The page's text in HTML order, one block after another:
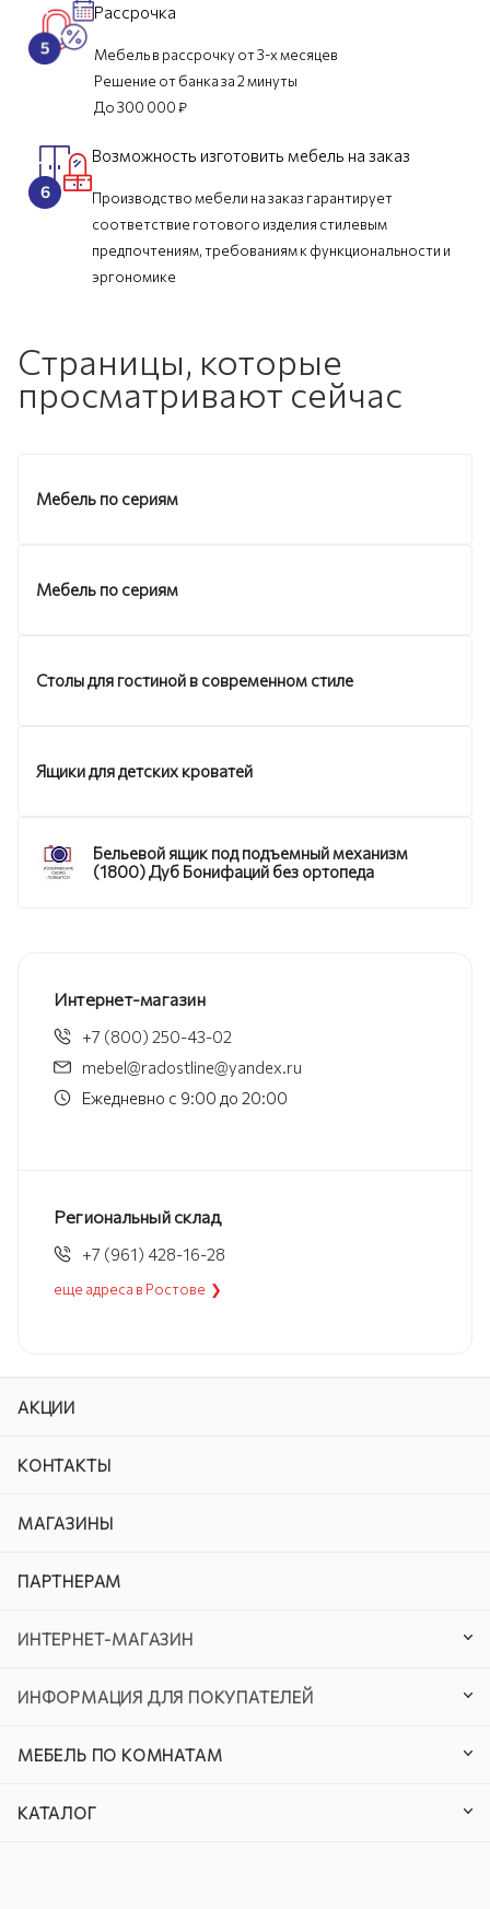
Рассрочка
Мебель в рассрочку от 3-х месяцев
Решение от банка за 2 минуты
До 300 000 ₽
Возможность изготовить мебель на заказ
Производство мебели на заказ гарантирует
соответствие готового изделия стилевым
предпочтениям, требованиям к функциональности и
эргономике
Страницы, которые
просматривают сейчас
Мебель по сериям
Мебель по сериям
Столы для гостиной в современном стиле
Ящики для детских кроватей
Бельевой ящик под подъемный механизм
(1800) Дуб Бонифаций без ортопеда
Интернет-магазин
+7 (800) 250-43-02
mebel@radostline@yandex.ru
Ежедневно с 9:00 до 20:00
Региональный склад
+7 (961) 428-16-28
еще адреса в Ростове ❯
АКЦИИ
КОНТАКТЫ
МАГАЗИНЫ
ПАРТНЕРАМ
ИНТЕРНЕТ-МАГАЗИН
ИНФОРМАЦИЯ ДЛЯ ПОКУПАТЕЛЕЙ
МЕБЕЛЬ ПО КОМНАТАМ
КАТАЛОГ